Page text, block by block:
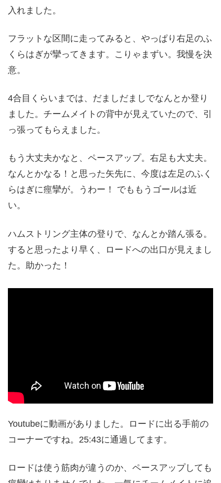
入れました。
フラットな区間に走ってみると、やっぱり右足のふ
くらはぎが攣ってきます。こりゃまずい。我慢を決
意。
4合目くらいまでは、だましだましでなんとか登り
ました。チームメイトの背中が見えていたので、引
っ張ってもらえました。
もう大丈夫かなと、ペースアップ。右足も大丈夫。
なんとかなる！と思った矢先に、今度は左足のふく
らはぎに痙攣が。うわー！ でももうゴールは近
い。
ハムストリング主体の登りで、なんとか踏ん張る。
すると思ったより早く、ロードへの出口が見えまし
た。助かった！
Youtubeに動画がありました。ロードに出る手前の
コーナーですね。25:43に通過してます。
ロードは使う筋肉が違うのか、ペースアップしても